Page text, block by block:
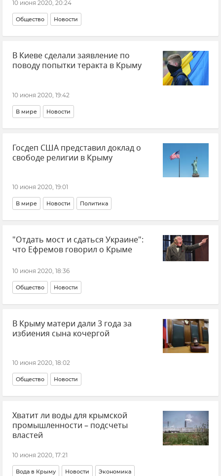
10 июня 2020, 20:24
Общество Новости
В Киеве сделали заявление по
поводу попытки теракта в Крыму
10 июня 2020, 19:42
В мире Новости
Госдеп США представил доклад о
свободе религии в Крыму
10 июня 2020, 19:01
В мире Новости Политика
"Отдать мост и сдаться Украине":
что Ефремов говорил о Крыме
10 июня 2020, 18:36
Общество Новости
В Крыму матери дали 3 года за
избиения сына кочергой
10 июня 2020, 18:02
Общество Новости
Хватит ли воды для крымской
промышленности – подсчеты
властей
10 июня 2020, 17:21
Вода в Крыму Новости Экономика